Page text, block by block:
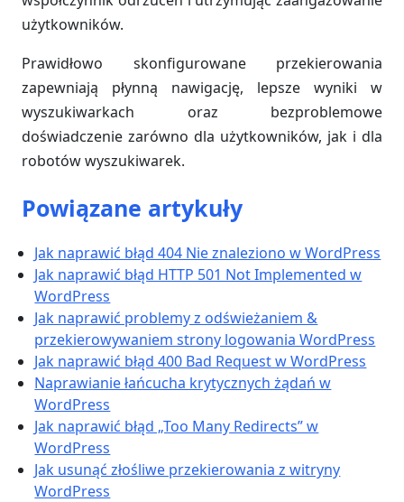
użytkowników.
Prawidłowo skonfigurowane przekierowania
zapewniają płynną nawigację, lepsze wyniki w
wyszukiwarkach oraz bezproblemowe
doświadczenie zarówno dla użytkowników, jak i dla
robotów wyszukiwarek.
Powiązane artykuły
Jak naprawić błąd 404 Nie znaleziono w WordPress
Jak naprawić błąd HTTP 501 Not Implemented w
WordPress
Jak naprawić problemy z odświeżaniem &
przekierowywaniem strony logowania WordPress
Jak naprawić błąd 400 Bad Request w WordPress
Naprawianie łańcucha krytycznych żądań w
WordPress
Jak naprawić błąd „Too Many Redirects” w
WordPress
Jak usunąć złośliwe przekierowania z witryny
WordPress